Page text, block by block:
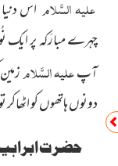
علیہ السَّلام اس
چہرے مبارَکہ پر ایک
آپعلیہ السَّلام
دونوں ہاتھوں کو
حضرت